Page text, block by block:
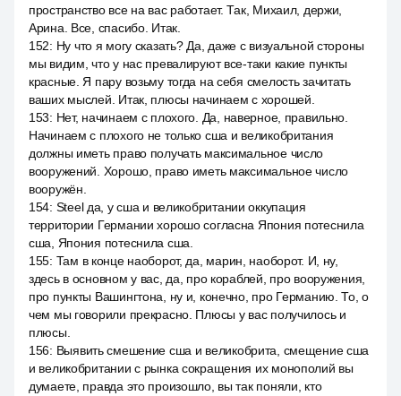
пространство все на вас работает. Так, Михаил, держи,
Арина. Все, спасибо. Итак.
152: Ну что я могу сказать? Да, даже с визуальной стороны
мы видим, что у нас превалируют все-таки какие пункты
красные. Я пару возьму тогда на себя смелость зачитать
ваших мыслей. Итак, плюсы начинаем с хорошей.
153: Нет, начинаем с плохого. Да, наверное, правильно.
Начинаем с плохого не только сша и великобритания
должны иметь право получать максимальное число
вооружений. Хорошо, право иметь максимальное число
вооружён.
154: Steel да, у сша и великобритании оккупация
территории Германии хорошо согласна Япония потеснила
сша, Япония потеснила сша.
155: Там в конце наоборот, да, марин, наоборот. И, ну,
здесь в основном у вас, да, про кораблей, про вооружения,
про пункты Вашингтона, ну и, конечно, про Германию. То, о
чем мы говорили прекрасно. Плюсы у вас получилось и
плюсы.
156: Выявить смешение сша и великобрита, смещение сша
и великобритании с рынка сокращения их монополий вы
думаете, правда это произошло, вы так поняли, кто